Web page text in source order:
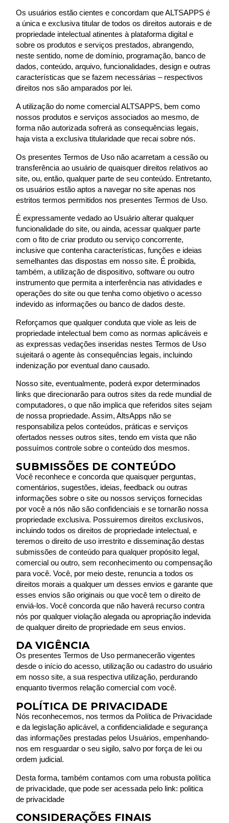
Os usuários estão cientes e concordam queALTSAPPS é
a única e exclusiva titular de todos os direitos autorais e de
propriedade intelectual atinentes à plataforma digital e
sobre os produtos e serviços prestados, abrangendo,
neste sentido, nome de domínio, programação, banco de
dados, conteúdo, arquivo, funcionalidades, design e outras
características que se fazem necessárias – respectivos
direitos nos são amparados por lei.
A utilização do nome comercialALTSAPPS, bem como
nossos produtos e serviços associados ao mesmo, de
forma não autorizada sofrerá as consequências legais,
haja vista a exclusiva titularidade que recai sobre nós.
Os presentes Termos de Uso não acarretam a cessão ou
transferência ao usuário de quaisquer direitos relativos ao
site, ou, então, qualquer parte de seu conteúdo. Entretanto,
os usuários estão aptos a navegar no site apenas nos
estritos termos permitidos nos presentes Termos de Uso.
É expressamente vedado ao Usuário alterar qualquer
funcionalidade do site, ou ainda, acessar qualquer parte
com o fito de criar produto ou serviço concorrente,
inclusive que contenha características, funções e ideias
semelhantes das dispostas em nosso site. É proibida,
também, a utilização de dispositivo, software ou outro
instrumento que permita a interferência nas atividades e
operações do site ou que tenha como objetivo o acesso
indevido as informações ou banco de dados deste.
Reforçamos que qualquer conduta que viole as leis de
propriedade intelectual bem como as normas aplicáveis e
as expressas vedações inseridas nestes Termos de Uso
sujeitará o agente às consequências legais, incluindo
indenização por eventual dano causado.
Nosso site, eventualmente, poderá expor determinados
links que direcionarão para outros sites da rede mundial de
computadores, o que não implica que referidos sites sejam
de nossa propriedade. Assim, AltsApps não se
responsabiliza pelos conteúdos, práticas e serviços
ofertados nesses outros sites, tendo em vista que não
possuímos controle sobre o conteúdo dos mesmos.
SUBMISSÕES DE CONTEÚDO
Você reconhece e concorda que quaisquer perguntas,
comentários, sugestões, ideias, feedback ou outras
informações sobre o site ou nossos serviços fornecidas
por você a nós não são confidenciais e se tornarão nossa
propriedade exclusiva. Possuiremos direitos exclusivos,
incluindo todos os direitos de propriedade intelectual, e
teremos o direito de uso irrestrito e disseminação destas
submissões de conteúdo para qualquer propósito legal,
comercial ou outro, sem reconhecimento ou compensação
para você. Você, por meio deste, renuncia a todos os
direitos morais a qualquer um desses envios e garante que
esses envios são originais ou que você tem o direito de
enviá-los. Você concorda que não haverá recurso contra
nós por qualquer violação alegada ou apropriação indevida
de qualquer direito de propriedade em seus envios.
DA VIGÊNCIA
Os presentes Termos de Uso permanecerão vigentes
desde o início do acesso, utilização ou cadastro do usuário
em nosso site, a sua respectiva utilização, perdurando
enquanto tivermos relação comercial com você.
POLÍTICA DE PRIVACIDADE
Nós reconhecemos, nos termos da Política de Privacidade
e da legislação aplicável, a confidencialidade e segurança
das informações prestadas pelos Usuários, empenhando-
nos em resguardar o seu sigilo, salvo por força de lei ou
ordem judicial.
Desta forma, também contamos com uma robusta política
de privacidade, que pode ser acessada pelo link: politica
de privacidade
CONSIDERAÇÕES FINAIS